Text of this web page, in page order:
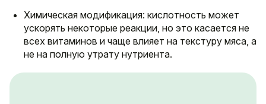
Химическая модификация: кислотность может
ускорять некоторые реакции, но это касается не
всех витаминов и чаще влияет на текстуру мяса, а
не на полную утрату нутриента.